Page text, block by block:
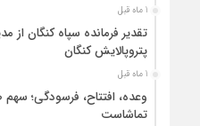
1 ماه قبل
تقدیر فرمانده سپاه کنگان از
پتروپالایش کنگان
1 ماه قبل
وعده، افتتاح، فرسودگی؛
تماشاست